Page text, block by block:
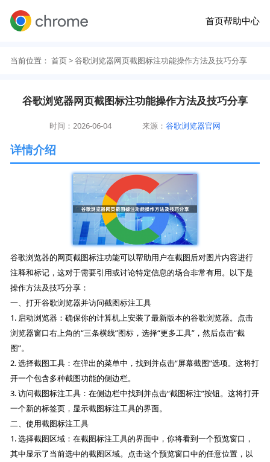
首页帮助中心
当前位置： 首页> 谷歌浏览器网页截图标注功能操作方法及技巧分享
谷歌浏览器网页截图标注功能操作方法及技巧分享
时间：2026-06-04 来源：谷歌浏览器官网
详情介绍
谷歌浏览器的网页截图标注功能可以帮助用户在截图后对图片内容进行
注释和标记，这对于需要引用或讨论特定信息的场合非常有用。以下是
操作方法及技巧分享：
一、打开谷歌浏览器并访问截图标注工具
1. 启动浏览器：确保你的计算机上安装了最新版本的谷歌浏览器。点击
浏览器窗口右上角的“三条横线”图标，选择“更多工具”，然后点击“截
图”。
2. 选择截图工具：在弹出的菜单中，找到并点击“屏幕截图”选项。这将打
开一个包含多种截图功能的侧边栏。
3. 访问截图标注工具：在侧边栏中找到并点击“截图标注”按钮。这将打开
一个新的标签页，显示截图标注工具的界面。
二、使用截图标注工具
1. 选择截图区域：在截图标注工具的界面中，你将看到一个预览窗口，
其中显示了当前选中的截图区域。点击这个预览窗口中的任意位置，以